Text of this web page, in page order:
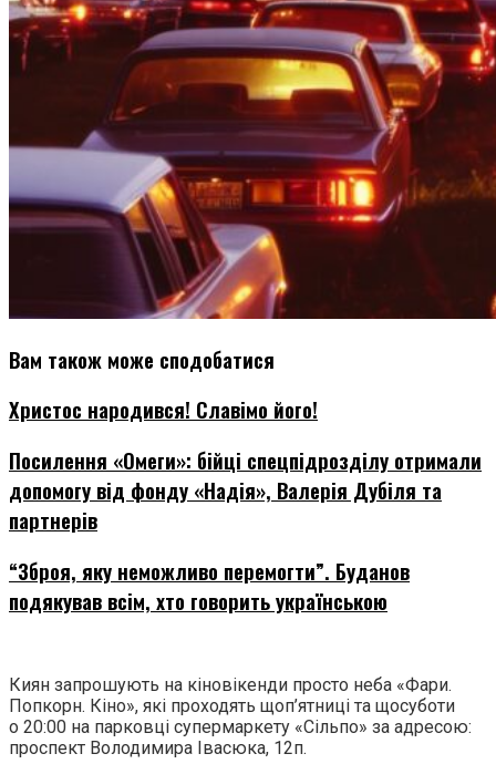
Нічого не знайдено
Переглянути всі результати
Вам також може сподобатися
Христос народився! Славімо його!
Посилення «Омеги»: бійці спецпідрозділу отримали
допомогу від фонду «Надія», Валерія Дубіля та
партнерів
“Зброя, яку неможливо перемогти”. Буданов
подякував всім, хто говорить українською
Киян запрошують на кіновікенди просто неба «Фари.
Попкорн. Кіно», які проходять щоп’ятниці та щосуботи
о 20:00 на парковці супермаркету «Сільпо» за адресою:
проспект Володимира Івасюка, 12п.